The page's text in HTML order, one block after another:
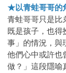
★以青蛙哥哥的
青蛙哥哥只是比
既是孩子，也得
事」的情況，與
他們心中或許也
做？」這段隱喻